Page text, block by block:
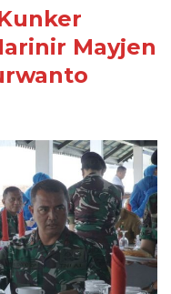
Mayjen